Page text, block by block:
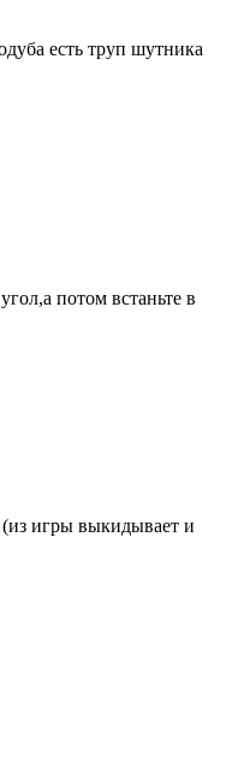
есть труп шутника
потом встаньте в
(из игры выкидывает и